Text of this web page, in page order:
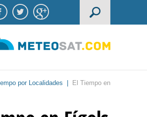
por Localidades
El Tiempo en